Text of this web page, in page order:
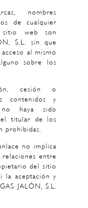
nombres
de cualquier
web son
S.L. sin que
al mismo
sobre los
cesión o
contenidos y
haya sido
el titular de los
prohibidas.
no implica
entre
del sitio
la aceptación y
JALÓN, S.L.